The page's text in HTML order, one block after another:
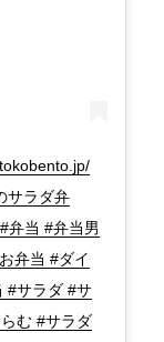
サラダ弁
弁当 #弁当男
弁当 #ダイ
#サラダ #サ
む #サラダ